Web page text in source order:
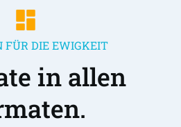
FÜR DIE EWIGKEIT
in allen